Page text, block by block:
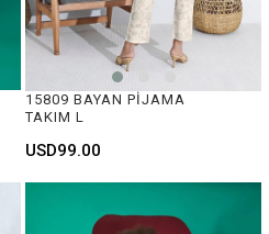
15809 BAYAN PİJAMA
TAKIM L
USD99.00